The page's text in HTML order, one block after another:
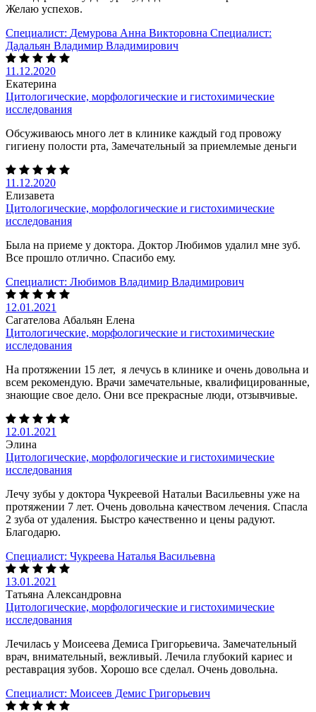
Желаю успехов.
Специалист: Демурова Анна Викторовна Специалист:
Дадальян Владимир Владимирович
11.12.2020
Екатерина
Цитологические, морфологические и гистохимические
исследования
Обсуживаюсь много лет в клинике каждый год провожу
гигиену полости рта, Замечательный за приемлемые деньги
11.12.2020
Елизавета
Цитологические, морфологические и гистохимические
исследования
Была на приеме у доктора. Доктор Любимов удалил мне зуб.
Все прошло отлично. Спасибо ему.
Специалист: Любимов Владимир Владимирович
12.01.2021
Сагателова Абальян Елена
Цитологические, морфологические и гистохимические
исследования
На протяжении 15 лет, я лечусь в клинике и очень довольна и
всем рекомендую. Врачи замечательные, квалифицированные,
знающие свое дело. Они все прекрасные люди, отзывчивые.
12.01.2021
Элина
Цитологические, морфологические и гистохимические
исследования
Лечу зубы у доктора Чукреевой Натальи Васильевны уже на
протяжении 7 лет. Очень довольна качеством лечения. Спасла
2 зуба от удаления. Быстро качественно и цены радуют.
Благодарю.
Специалист: Чукреева Наталья Васильевна
13.01.2021
Татьяна Александровна
Цитологические, морфологические и гистохимические
исследования
Лечилась у Моисеева Демиса Григорьевича. Замечательный
врач, внимательный, вежливый. Лечила глубокий кариес и
реставрация зубов. Хорошо все сделал. Очень довольна.
Специалист: Моисеев Демис Григорьевич